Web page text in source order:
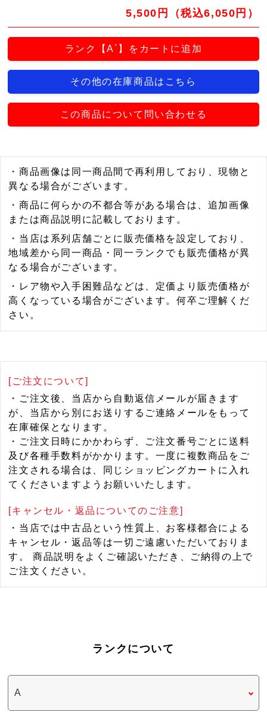
5,500円（税込6,050円）
ランク【A´】をカートに追加
その他の在庫商品はこちら
この商品について問い合わせる
・商品画像は同一商品間で再利用しており、現物と
異なる場合がございます。
・商品に何らかの不都合等がある場合は、追加画像
または商品説明に記載しております。
・当店は系列店舗ごとに販売価格を設定しており、
地域差から同一商品・同一ランクでも販売価格が異
なる場合がございます。
・レア物や入手困難品などは、定価より販売価格が
高くなっている場合がございます。何卒ご理解くだ
さい。
[ご注文について]
・ご注文後、当店から自動返信メールが届きます
が、当店から別にお送りするご連絡メールをもって
在庫確保となります。
・ご注文日時にかかわらず、ご注文番号ごとに送料
及び各種手数料がかかります。一度に複数商品をご
注文される場合は、同じショッピングカートに入れ
てくださいますようお願いいたします。
[キャンセル・返品についてのご注意]
・当店では中古品という性質上、お客様都合による
キャンセル・返品等は一切ご遠慮いただいておりま
す。 商品説明をよくご確認いただき、ご納得の上で
ご注文ください。
ランクについて